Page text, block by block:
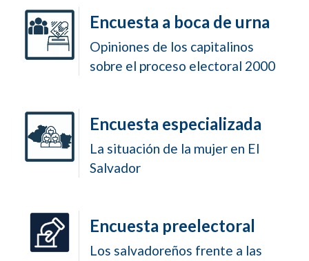
Encuesta a boca de urna
Opiniones de los capitalinos
sobre el proceso electoral 2000
Encuesta especializada
La situación de la mujer en El
Salvador
Encuesta preelectoral
Los salvadoreños frente a las